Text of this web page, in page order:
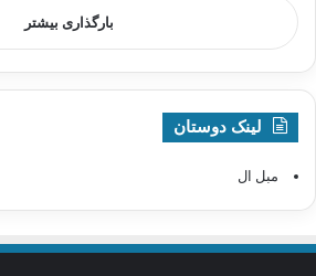
بارگذاری بیشتر
لینک دوستان
مبل ال